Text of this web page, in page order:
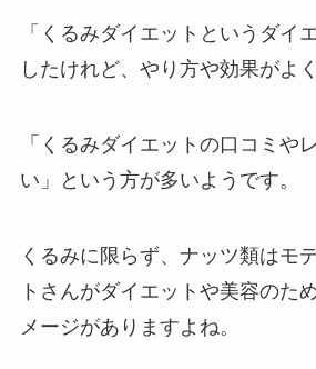
「くるみダイエットというダイ
したけれど、やり方や効果がよ
「くるみダイエットの口コミや
い」という方が多いようです。
くるみに限らず、ナッツ類はモ
トさんがダイエットや美容のた
メージがありますよね。